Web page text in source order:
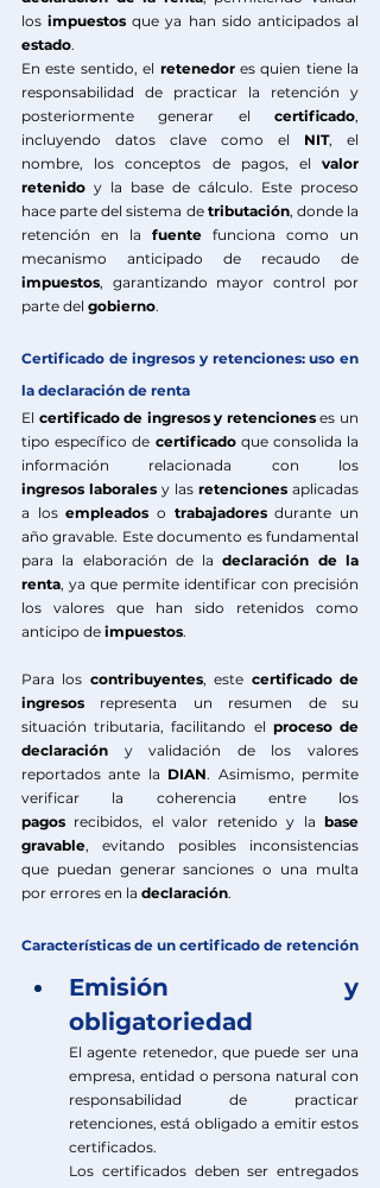
los impuestos
estado.
En este sentido, el retenedor es quien tiene la
responsabilidad de practicar la retención y
posteriormente generar el certificado,
incluyendo datos clave como el NIT, el
nombre, los conceptos de pagos, el valor
retenido y la base de cálculo. Este proceso
hace parte del sistema de tributación, donde la
retención en la fuente funciona como un
impuestos, garantizando mayor control por
parte del gobierno.
Certificado de ingresos y retenciones: uso en
la declaración de renta
El certificado de ingresos y retenciones es un
tipo específico de certificado que consolida la
ingresos laborales y las retenciones aplicadas
a los empleados o trabajadores durante un
año gravable. Este documento es fundamental
para la elaboración de la declaración de la
renta, ya que permite identificar con precisión
los valores que han sido retenidos como
anticipo de impuestos.
Para los contribuyentes, este certificado de
ingresos representa un resumen de su
situación tributaria, facilitando el proceso de
declaración y validación de los valores
reportados ante la DIAN. Asimismo, permite
pagos recibidos, el valor retenido y la base
gravable, evitando posibles inconsistencias
que puedan generar sanciones o una multa
por errores en la declaración.
Características de un certificado de retención
Emisión y
obligatoriedad
El agente retenedor, que puede ser una
empresa, entidad o persona natural con
responsabilidad de practicar
retenciones, está obligado a emitir estos
certificados.
Los certificados deben ser entregados